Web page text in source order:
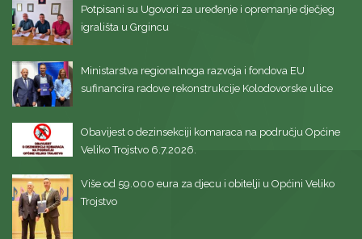
Potpisani su Ugovori za uređenje i opremanje dječjeg
igrališta u Grgincu
Ministarstva regionalnoga razvoja i fondova EU
sufinancira radove rekonstrukcije Kolodovorske ulice
Obavijest o dezinsekciji komaraca na području Općine
Veliko Trojstvo 6.7.2026.
Više od 59.000 eura za djecu i obitelji u Općini Veliko
Trojstvo